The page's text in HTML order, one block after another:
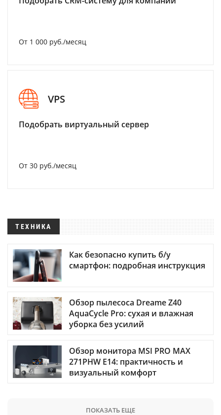
От 1 000 руб./месяц
VPS
Подобрать виртуальный сервер
От 30 руб./месяц
ТЕХНИКА
Как безопасно купить б/у
смартфон: подробная инструкция
Обзор пылесоса Dreame Z40
AquaCycle Pro: сухая и влажная
уборка без усилий
Обзор монитора MSI PRO MAX
271PHW E14: практичность и
визуальный комфорт
ПОКАЗАТЬ ЕЩЕ